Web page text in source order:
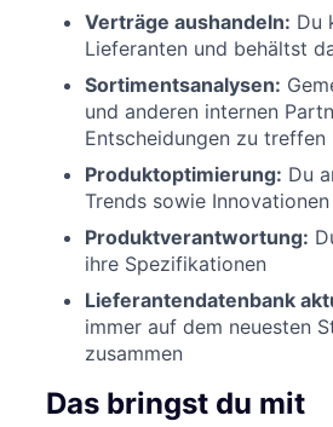
Verträge aushandeln: Du
Lieferanten und behältst
Sortimentsanalysen:
und anderen internen
Entscheidungen zu treffen
Produktoptimierung: Du
Trends sowie
Produktverantwortung:
ihre Spezifikationen
Lieferantendatenbank
immer auf dem neuesten
zusammen
Das bringst du mit